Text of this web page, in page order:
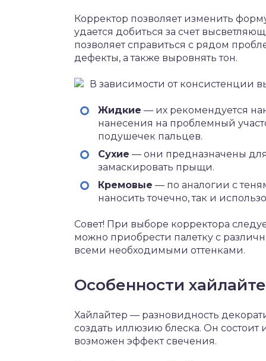
Корректор позволяет изменить
удается добиться за счет
позволяет справиться с рядом
дефекты, а также выровнять тон.
В зависимости от консистенции
Жидкие — их рекомендуется
нанесения на проблемный
подушечек пальцев.
Сухие — они предназначены
замаскировать прыщи.
Кремовые — по аналогии с
наносить точечно, так и
Совет! При выборе корректора
можно приобрести палетку с
всеми необходимыми оттенками.
Особенности
Хайлайтер — разновидность
создать иллюзию блеска. Он состоит
возможен эффект свечения.